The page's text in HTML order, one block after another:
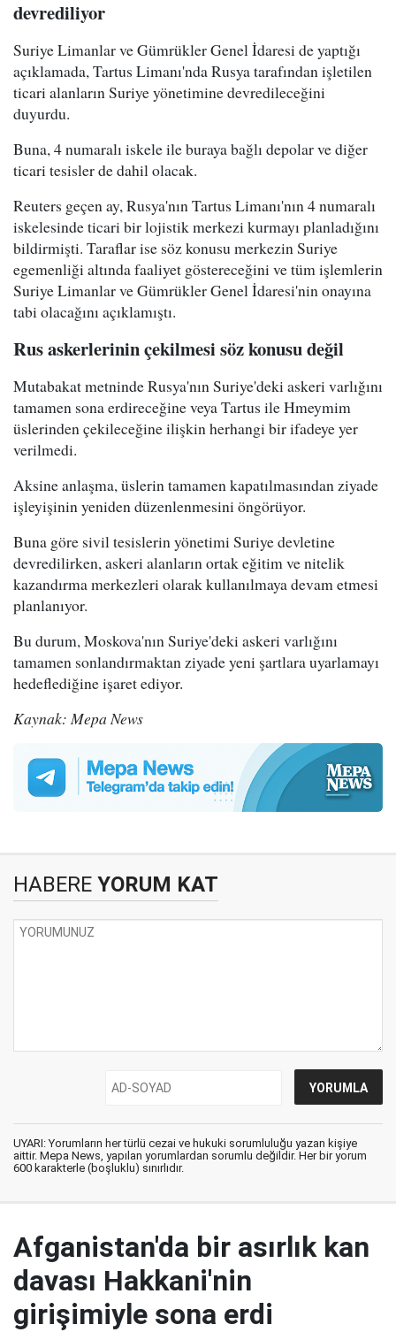
devrediliyor
Suriye Limanlar ve Gümrükler Genel İdaresi de yaptığı
açıklamada, Tartus Limanı'nda Rusya tarafından işletilen
ticari alanların Suriye yönetimine devredileceğini
duyurdu.
Buna, 4 numaralı iskele ile buraya bağlı depolar ve diğer
ticari tesisler de dahil olacak.
Reuters geçen ay, Rusya'nın Tartus Limanı'nın 4 numaralı
iskelesinde ticari bir lojistik merkezi kurmayı planladığını
bildirmişti. Taraflar ise söz konusu merkezin Suriye
egemenliği altında faaliyet göstereceğini ve tüm işlemlerin
Suriye Limanlar ve Gümrükler Genel İdaresi'nin onayına
tabi olacağını açıklamıştı.
Rus askerlerinin çekilmesi söz konusu değil
Mutabakat metninde Rusya'nın Suriye'deki askeri varlığını
tamamen sona erdireceğine veya Tartus ile Hmeymim
üslerinden çekileceğine ilişkin herhangi bir ifadeye yer
verilmedi.
Aksine anlaşma, üslerin tamamen kapatılmasından ziyade
işleyişinin yeniden düzenlenmesini öngörüyor.
Buna göre sivil tesislerin yönetimi Suriye devletine
devredilirken, askeri alanların ortak eğitim ve nitelik
kazandırma merkezleri olarak kullanılmaya devam etmesi
planlanıyor.
Bu durum, Moskova'nın Suriye'deki askeri varlığını
tamamen sonlandırmaktan ziyade yeni şartlara uyarlamayı
hedeflediğine işaret ediyor.
Kaynak: Mepa News
HABERE YORUM KAT
UYARI: Yorumların her türlü cezai ve hukuki sorumluluğu yazan kişiye
aittir. Mepa News, yapılan yorumlardan sorumlu değildir. Her bir yorum
600 karakterle (boşluklu) sınırlıdır.
Afganistan'da bir asırlık kan
davası Hakkani'nin
girişimiyle sona erdi